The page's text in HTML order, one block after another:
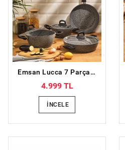
Emsan Lucca 7 Parça Tencere Seti Gri Mavi
4.999 TL
İNCELE